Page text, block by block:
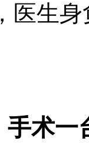
医生
手术一